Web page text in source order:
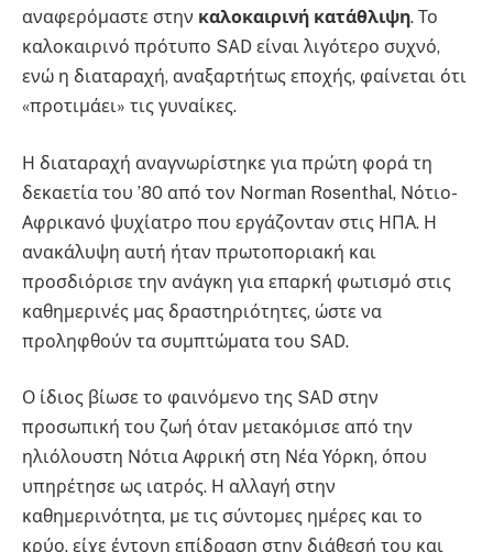
αναφερόμαστε στην καλοκαιρινή κατάθλιψη. Το
καλοκαιρινό πρότυπο SAD είναι λιγότερο συχνό,
ενώ η διαταραχή, αναξαρτήτως εποχής, φαίνεται ότι
«προτιμάει» τις γυναίκες.
Η διαταραχή αναγνωρίστηκε για πρώτη φορά τη
δεκαετία του ’80 από τον Norman Rosenthal, Νότιο-
Αφρικανό ψυχίατρο που εργάζονταν στις ΗΠΑ. Η
ανακάλυψη αυτή ήταν πρωτοποριακή και
προσδιόρισε την ανάγκη για επαρκή φωτισμό στις
καθημερινές μας δραστηριότητες, ώστε να
προληφθούν τα συμπτώματα του SAD.
Ο ίδιος βίωσε το φαινόμενο της SAD στην
προσωπική του ζωή όταν μετακόμισε από την
ηλιόλουστη Νότια Αφρική στη Νέα Υόρκη, όπου
υπηρέτησε ως ιατρός. Η αλλαγή στην
καθημερινότητα, με τις σύντομες ημέρες και το
κρύο, είχε έντονη επίδραση στην διάθεσή του και